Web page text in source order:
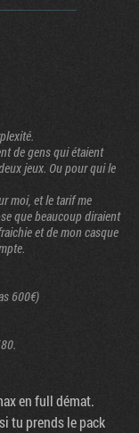
de gens qui étaient
jeux. Ou pour qui le
moi, et le tarif me
que beaucoup diraient
et de mon casque
600€)
en full démat.
tu prends le pack